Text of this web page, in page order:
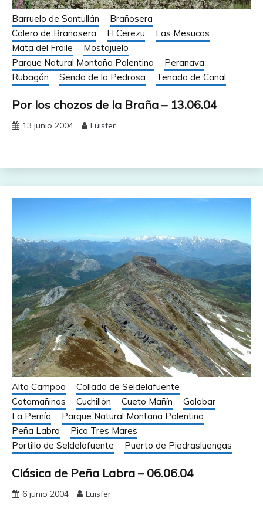
Barruelo de Santullán
Brañosera
Calero de Brañosera
El Cerezu
Las Mesucas
Mata del Fraile
Mostajuelo
Parque Natural Montaña Palentina
Peranava
Rubagón
Senda de la Pedrosa Tenada de Canal
Por los chozos de la Braña – 13.06.04
13 junio 2004 Luisfer
Alto Campoo
Collado de Seldelafuente
Cotamañinos
Cuchillón Cueto Mañín
Golobar
La Pernía
Parque Natural Montaña Palentina
Peña Labra
Pico Tres Mares
Portillo de Seldelafuente
Puerto de Piedrasluengas
Clásica de Peña Labra – 06.06.04
6 junio 2004 Luisfer